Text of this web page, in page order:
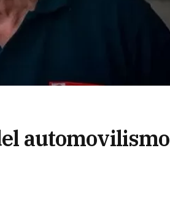
automovilismo